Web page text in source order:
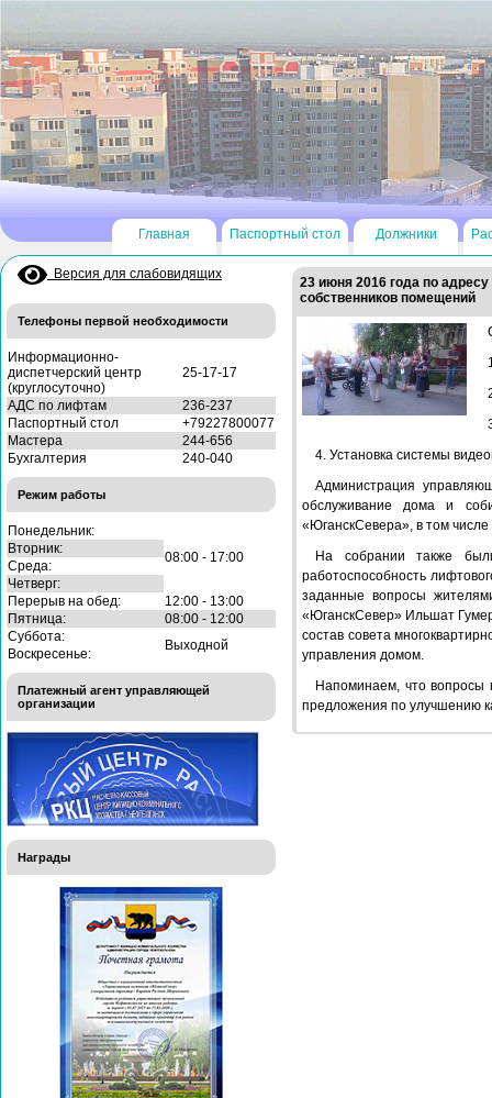
Главная Паспортный стол Должники
Версия для слабовидящих
Телефоны первой необходимости
Информационно-
диспетчерский центр
(круглосуточно)
25-17-17
АДС по лифтам
236-237
Паспортный стол
+79227800077
Мастера
244-656
Бухгалтерия
240-040
Режим работы
Понедельник:
08:00 - 17:00
Вторник:
Среда:
Четверг:
Перерыв на обед:
12:00 - 13:00
Пятница:
08:00 - 12:00
Суббота:
Выходной
Воскресенье:
Платежный агент управляющей
организации
Награды
23 июня 2016 года по
собственников помещений
4. Установка системы
Администрация
обслуживание дома и
«ЮганскСевера», в том
На собрании также
работоспособность
заданные вопросы
«ЮганскСевер» Ильшат
состав совета
управления домом.
Напоминаем, что вопросы
предложения по улучшению